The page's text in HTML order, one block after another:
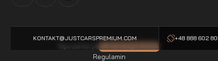
KONTAKT@JUSTCARSPREMIUM.COM +48 888 602
Regulamin
Topczarter.pl